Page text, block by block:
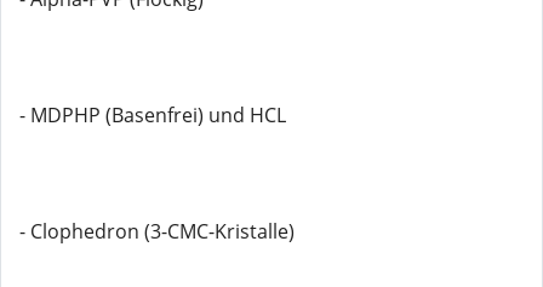
- MDPHP (Basenfrei) und HCL
- Clophedron (3-CMC-Kristalle)